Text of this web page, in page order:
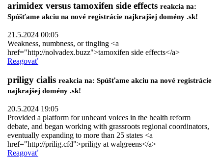
arimidex versus tamoxifen side effects reakcia na:
Spúšťame akciu na nové registrácie najkrajšej domény .sk!
21.5.2024 00:05
Weakness, numbness, or tingling <a
href="http://nolvadex.buzz">tamoxifen side effects</a>
Reagovať
priligy cialis reakcia na: Spúšťame akciu na nové registrácie
najkrajšej domény .sk!
20.5.2024 19:05
Provided a platform for unheard voices in the health reform
debate, and began working with grassroots regional coordinators,
eventually expanding to more than 25 states <a
href="http://prilig.cfd">priligy at walgreens</a>
Reagovať